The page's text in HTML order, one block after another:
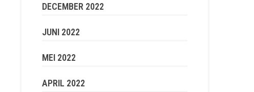
DECEMBER 2022
JUNI 2022
MEI 2022
APRIL 2022